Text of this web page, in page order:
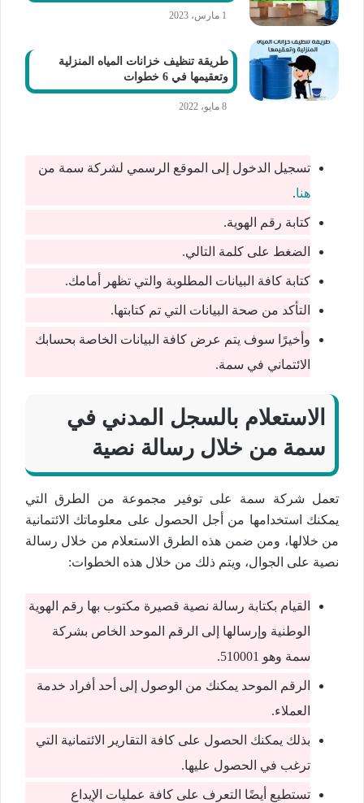
1 مارس، 2023
طريقة تنظيف خزانات المياه المنزلية
وتعقيمها في 6 خطوات
8 مايو، 2022
تسجيل الدخول إلى الموقع الرسمي لشركة سمة من
هنا.
كتابة رقم الهوية.
الضغط على كلمة التالي.
كتابة كافة البيانات المطلوبة والتي تظهر أمامك.
التأكد من صحة البيانات التي تم كتابتها.
وأخيرًا سوف يتم عرض كافة البيانات الخاصة بحسابك
الائتماني في سمة.
الاستعلام بالسجل المدني في
سمة من خلال رسالة نصية
تعمل شركة سمة على توفير مجموعة من الطرق التي
يمكنك استخدامها من أجل الحصول على معلوماتك الائتمانية
من خلالها، ومن ضمن هذه الطرق الاستعلام من خلال رسالة
نصية على الجوال، ويتم ذلك من خلال هذه الخطوات:
القيام بكتابة رسالة نصية قصيرة مكتوب بها رقم الهوية
الوطنية وإرسالها إلى الرقم الموحد الخاص بشركة
سمة وهو 510001.
الرقم الموحد يمكنك من الوصول إلى أحد أفراد خدمة
العملاء.
بذلك يمكنك الحصول على كافة التقارير الائتمانية التي
ترغب في الحصول عليها.
تستطيع أيضًا التعرف على كافة عمليات الإيداع